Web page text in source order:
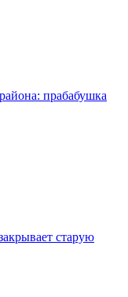
прабабушка
старую